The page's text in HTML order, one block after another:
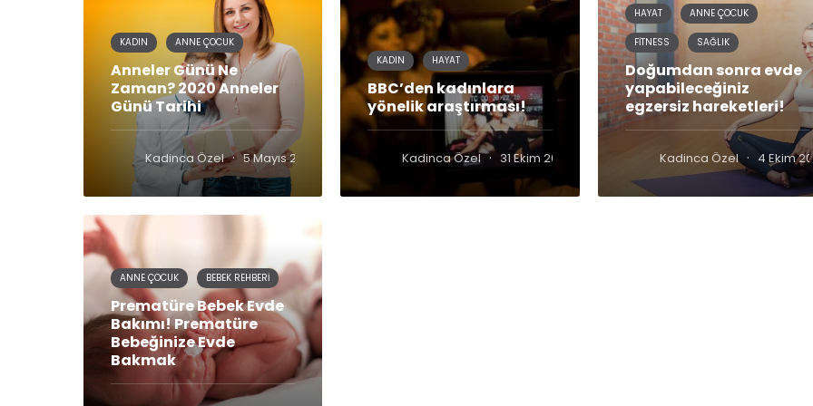
KADIN ANNE ÇOCUK
Anneler Günü Ne
Zaman? 2020 Anneler
Günü Tarihi
Kadinca Özel · 5 Mayıs 2020
KADIN HAYAT
BBC’den kadınlara
yönelik araştırması!
Kadinca Özel · 31 Ekim 2019
HAYAT ANNE ÇOCUK
FITNESS SAĞLIK
Doğumdan sonra evde
yapabileceğiniz
egzersiz hareketleri!
Kadinca Özel · 4 Ekim
ANNE ÇOCUK BEBEK REHBERI
Prematüre Bebek Evde
Bakımı! Prematüre
Bebeğinize Evde
Bakmak